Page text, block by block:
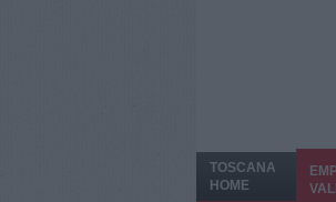
TOSCANA
HOME